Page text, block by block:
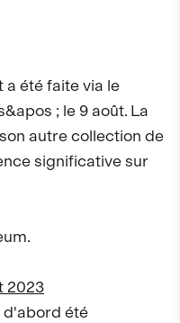
a été faite via le
; le 9 août. La
autre collection de
significative sur
2023
d'abord été